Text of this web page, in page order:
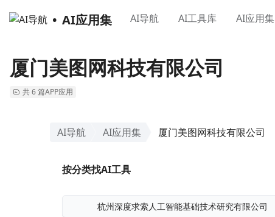
AI应用集 AI导航 AI工具库 AI应用集
厦门美图网科技有限公司
共 6 篇APP应用
AI导航 AI应用集 厦门美图网科技有限公司
按分类找AI工具
杭州深度求索人工智能基础技术研究有限公司